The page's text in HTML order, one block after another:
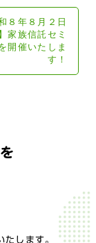
８年８月２日
家族信託セミ
開催いたしま
す！
します。